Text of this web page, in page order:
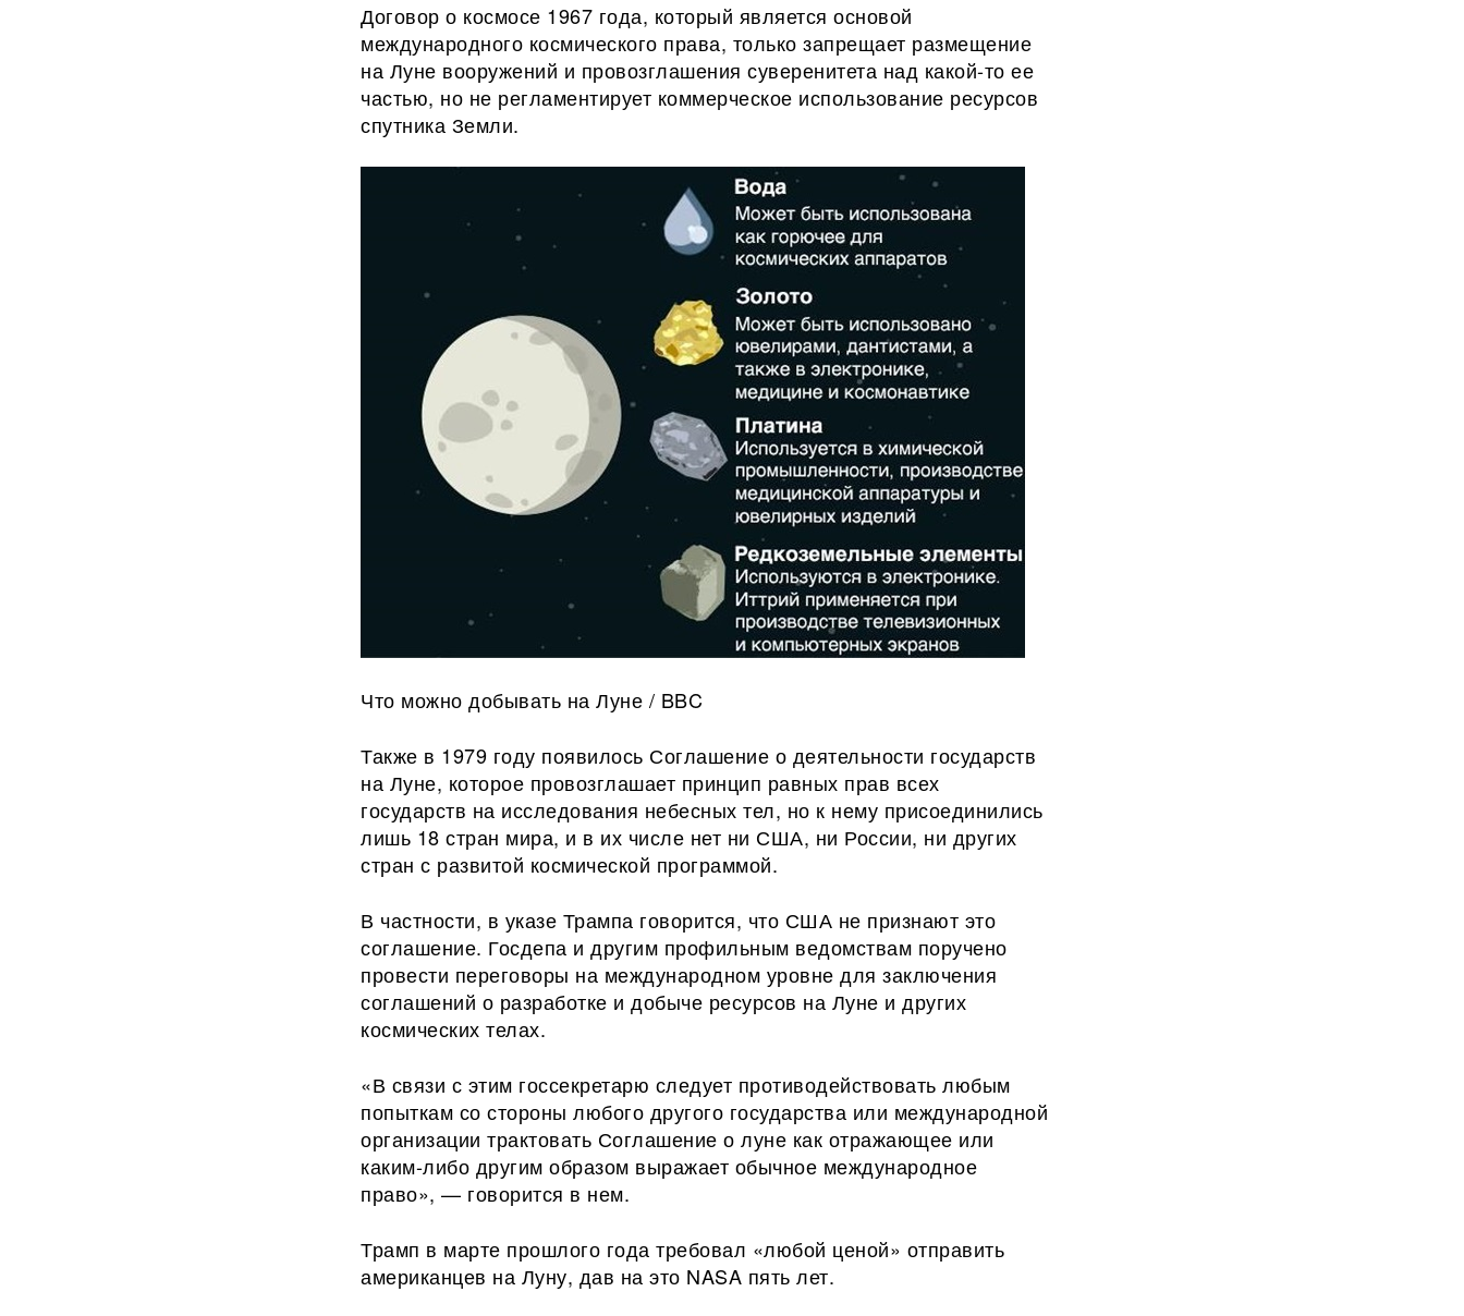
Договор о космосе 1967 года, который является основой
международного космического права, только запрещает размещение
на Луне вооружений и провозглашения суверенитета над какой-то ее
частью, но не регламентирует коммерческое использование ресурсов
спутника Земли.
Что можно добывать на Луне / BBC
Также в 1979 году появилось Соглашение о деятельности государств
на Луне, которое провозглашает принцип равных прав всех
государств на исследования небесных тел, но к нему присоединились
лишь 18 стран мира, и в их числе нет ни США, ни России, ни других
стран с развитой космической программой.
В частности, в указе Трампа говорится, что США не признают это
соглашение. Госдепа и другим профильным ведомствам поручено
провести переговоры на международном уровне для заключения
соглашений о разработке и добыче ресурсов на Луне и других
космических телах.
«В связи с этим госсекретарю следует противодействовать любым
попыткам со стороны любого другого государства или международной
организации трактовать Соглашение о луне как отражающее или
каким-либо другим образом выражает обычное международное
право», — говорится в нем.
Трамп в марте прошлого года требовал «любой ценой» отправить
американцев на Луну, дав на это NASA пять лет.